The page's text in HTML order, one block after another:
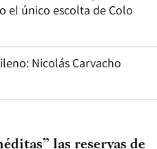
el único escolta de Colo
Nicolás Carvacho
las reservas de